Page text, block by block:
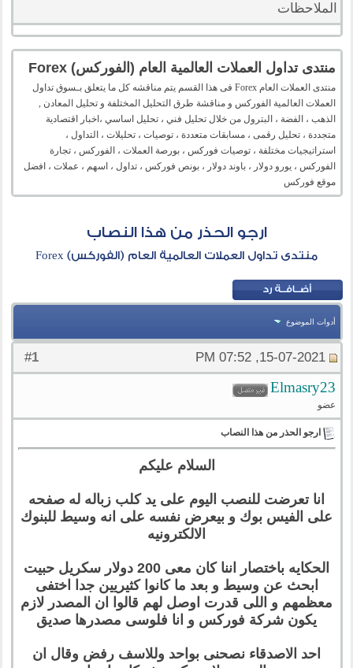
الملاحظات
منتدى تداول العملات العالمية العام (الفوركس) Forex
منتدى العملات العام Forex فى هذا القسم يتم مناقشه كل ما يتعلق بـسوق تداول
العملات العالمية الفوركس و مناقشة طرق التحليل المختلفة و تحليل المعادن ,
الذهب ، الفضة ، البترول من خلال تحليل فني ، تحليل اساسي ،اخبار اقتصادية
متجددة ، تحليل رقمى ، مسابقات متعددة ، توصيات ، تحليلات ، التداول ،
استراتيجيات مختلفة ، توصيات فوركس ، بورصة العملات ، الفوركس ، تجارة
الفوركس ، يورو دولار ، باوند دولار ، بونص فوركس ، تداول ، اسهم ، عملات ، افضل
موقع فوركس
ارجو الحذر من هذا النصاب
منتدى تداول العملات العالمية العام (الفوركس) Forex
أدوات الموضوع
#
1 15-07-2021, 07:52 PM
Elmasry23
عضو
ارجو الحذر من هذا النصاب
السلام عليكم
انا تعرضت للنصب اليوم على يد كلب زباله له صفحه
على الفيس بوك و بيعرض نفسه على انه وسيط للبنوك
الالكترونيه
الحكايه باختصار اننا كان معى 200 دولار سكريل حبيت
ابحث عن وسيط و بعد ما كانوا كثيريين جدا اختفى
معظمهم و اللى قدرت اوصل لهم قالوا ان المصدر لازم
يكون شركة فوركس و انا فلوسى مصدرها صديق
احد الاصدقاء نصحنى بواحد وللاسف رفض وقال ان